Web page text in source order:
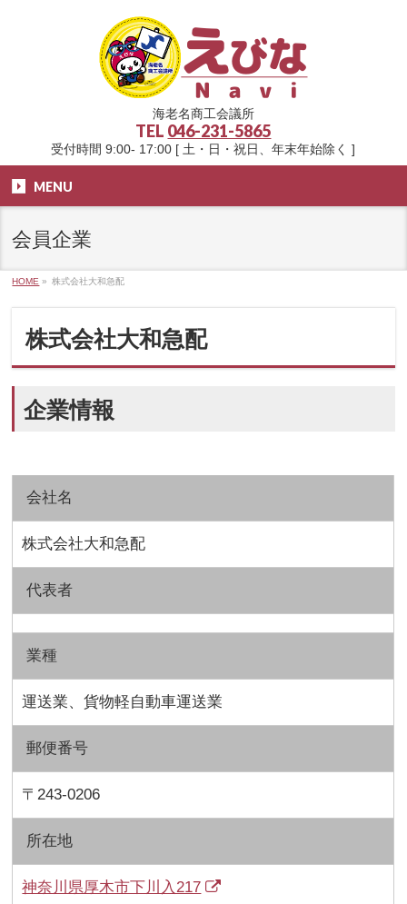
海老名商工会議所
TEL 046-231-5865
受付時間 9:00- 17:00 [ 土・日・祝日、年末年始除く ]
MENU
会員企業
HOME » 株式会社大和急配
株式会社大和急配
企業情報
会社名
株式会社大和急配
代表者
業種
運送業、貨物軽自動車運送業
郵便番号
〒243-0206
所在地
神奈川県厚木市下川入217